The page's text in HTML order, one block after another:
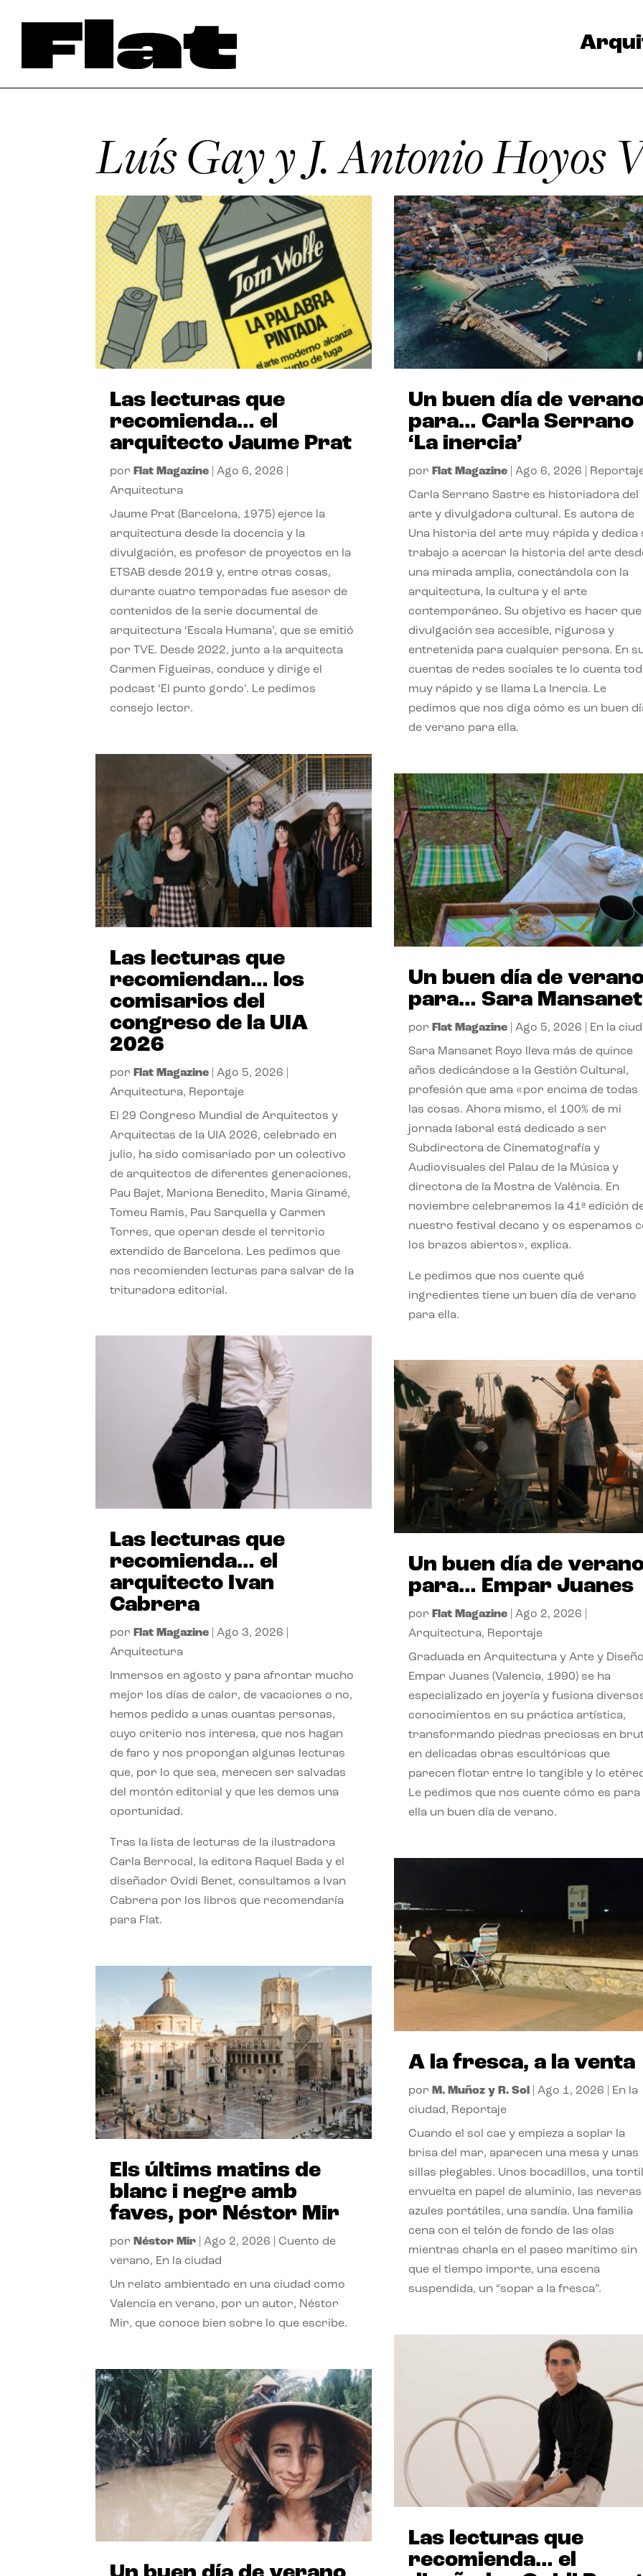
Luís Gay y J. Antonio Hoyos
Las lecturas que
recomienda… el
arquitecto Jaume Prat
por Flat Magazine |Ago 6, 2026
Arquitectura
Jaume Prat (Barcelona, 1975) ejerce la
arquitectura desde la docencia y la
divulgación, es profesor de proyectos en la
ETSAB desde 2019 y, entre otras cosas,
durante cuatro temporadas fue asesor de
contenidos de la serie documental de
arquitectura ‘Escala Humana’, que se emitió
por TVE. Desde 2022, junto a la arquitecta
Carmen Figueiras, conduce y dirige el
podcast ‘El punto gordo’. Le pedimos
consejo lector.
Las lecturas que
recomiendan… los
comisarios del
congreso de la UIA
2026
por Flat Magazine |Ago 5, 2026
Arquitectura, Reportaje
El 29 Congreso Mundial de Arquitectos y
Arquitectas de la UIA 2026, celebrado en
julio, ha sido comisariado por un colectivo
de arquitectos de diferentes generaciones,
Pau Bajet, Mariona Benedito, Maria Giramé,
Tomeu Ramis, Pau Sarquella y Carmen
Torres, que operan desde el territorio
extendido de Barcelona. Les pedimos que
nos recomienden lecturas para salvar de la
trituradora editorial.
Las lecturas que
recomienda… el
arquitecto Ivan
Cabrera
por Flat Magazine |Ago 3, 2026
Arquitectura
Inmersos en agosto y para afrontar mucho
mejor los días de calor, de vacaciones o no,
hemos pedido a unas cuantas personas,
cuyo criterio nos interesa, que nos hagan
de faro y nos propongan algunas lecturas
que, por lo que sea, merecen ser salvadas
del montón editorial y que les demos una
oportunidad.
Tras la lista de lecturas de la ilustradora
Carla Berrocal, la editora Raquel Bada y el
diseñador Ovidi Benet, consultamos a Ivan
Cabrera por los libros que recomendaría
para Flat.
Els últims matins de
blanc i negre amb
faves, por Néstor Mir
por Néstor Mir |Ago 2, 2026 |Cuento de
verano, En la ciudad
Un relato ambientado en una ciudad como
Valencia en verano, por un autor, Néstor
Mir, que conoce bien sobre lo que escribe.
Un buen día de
para… Carla Serrano
‘La inercia’
por Flat Magazine| Ago 6, 2026
Carla Serrano Sastre es historiadora del
arte y divulgadora cultural. Es autora de
Una historia del arte muy rápida y dedica
trabajo a acercar la historia del arte
una mirada amplia, conectándola con la
arquitectura, la cultura y el arte
contemporáneo. Su objetivo es hacer que
divulgación sea accesible, rigurosa y
entretenida para cualquier persona. En
cuentas de redes sociales te lo cuenta
muy rápido y se llama La Inercia. Le
pedimos que nos diga cómo es un buen
de verano para ella.
Un buen día de
para… Sara Mansanet
por Flat Magazine| Ago 5, 2026 En la
Sara Mansanet Royo lleva más de quince
años dedicándose a la Gestión Cultural,
profesión que ama «por encima de todas
las cosas. Ahora mismo, el 100% de mi
jornada laboral está dedicado a ser
Subdirectora de Cinematografía y
Audiovisuales del Palau de la Música y
directora de la Mostra de València. En
noviembre celebraremos la 41ª edición
nuestro festival decano y os esperamos
los brazos abiertos», explica.
Le pedimos que nos cuente qué
ingredientes tiene un buen día de verano
para ella.
Un buen día de
para… Empar Juanes
por Flat Magazine| Ago 2, 2026
Arquitectura, Reportaje
Graduada en Arquitectura y Arte y
Empar Juanes (Valencia, 1990) se ha
especializado en joyería y fusiona
conocimientos en su práctica artística,
transformando piedras preciosas en
en delicadas obras escultóricas que
parecen flotar entre lo tangible y lo
Le pedimos que nos cuente cómo es para
ella un buen día de verano.
A la fresca, a la venta
por M. Muñoz y R. Sol Ago 1, 2026
En la
ciudad, Reportaje
Cuando el sol cae y empieza a soplar la
brisa del mar, aparecen una mesa y unas
sillas plegables. Unos bocadillos, una
envuelta en papel de aluminio, las neveras
azules portátiles, una sandía. Una familia
cena con el telón de fondo de las olas
mientras charla en el paseo marítimo sin
que el tiempo importe, una escena
suspendida, un “sopar a la fresca”.
Las lecturas que
recomienda… el